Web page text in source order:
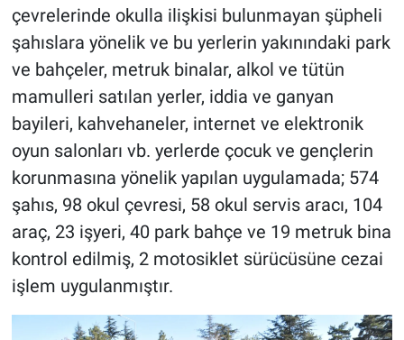
çevrelerinde okulla ilişkisi bulunmayan şüpheli
şahıslara yönelik ve bu yerlerin yakınındaki park
ve bahçeler, metruk binalar, alkol ve tütün
mamulleri satılan yerler, iddia ve ganyan
bayileri, kahvehaneler, internet ve elektronik
oyun salonları vb. yerlerde çocuk ve gençlerin
korunmasına yönelik yapılan uygulamada; 574
şahıs, 98 okul çevresi, 58 okul servis aracı, 104
araç, 23 işyeri, 40 park bahçe ve 19 metruk bina
kontrol edilmiş, 2 motosiklet sürücüsüne cezai
işlem uygulanmıştır.
Niğde
Aksaray
Kırşehir
Genel
Asayiş